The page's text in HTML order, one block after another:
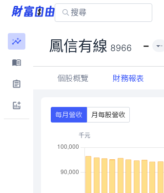
鳳信有線 8966 - -
個股概覽 財務報表
每月營收 月每股營收